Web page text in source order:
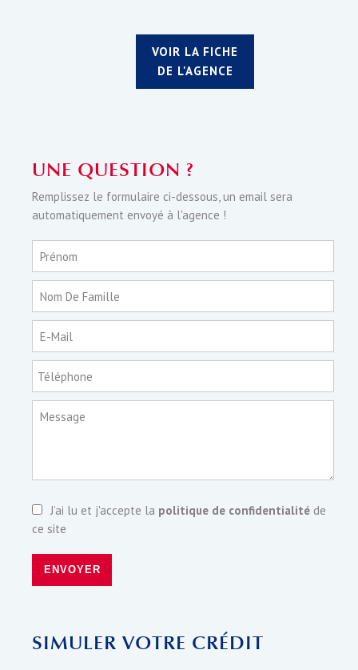
VOIR LA FICHE
DE L'AGENCE
UNE QUESTION ?
Remplissez le formulaire ci-dessous, un email sera
automatiquement envoyé à l'agence !
Prénom
Nom De Famille
E-Mail
Téléphone
Message
J’ai lu et j'accepte la politique de confidentialité de
ce site
ENVOYER
SIMULER VOTRE CRÉDIT